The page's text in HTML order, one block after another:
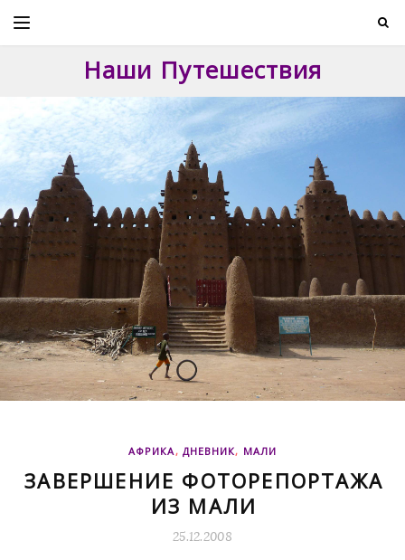
content
Наши Путешествия
АФРИКА, ДНЕВНИК, МАЛИ
ЗАВЕРШЕНИЕ ФОТОРЕПОРТАЖА
ИЗ МАЛИ
25.12.2008